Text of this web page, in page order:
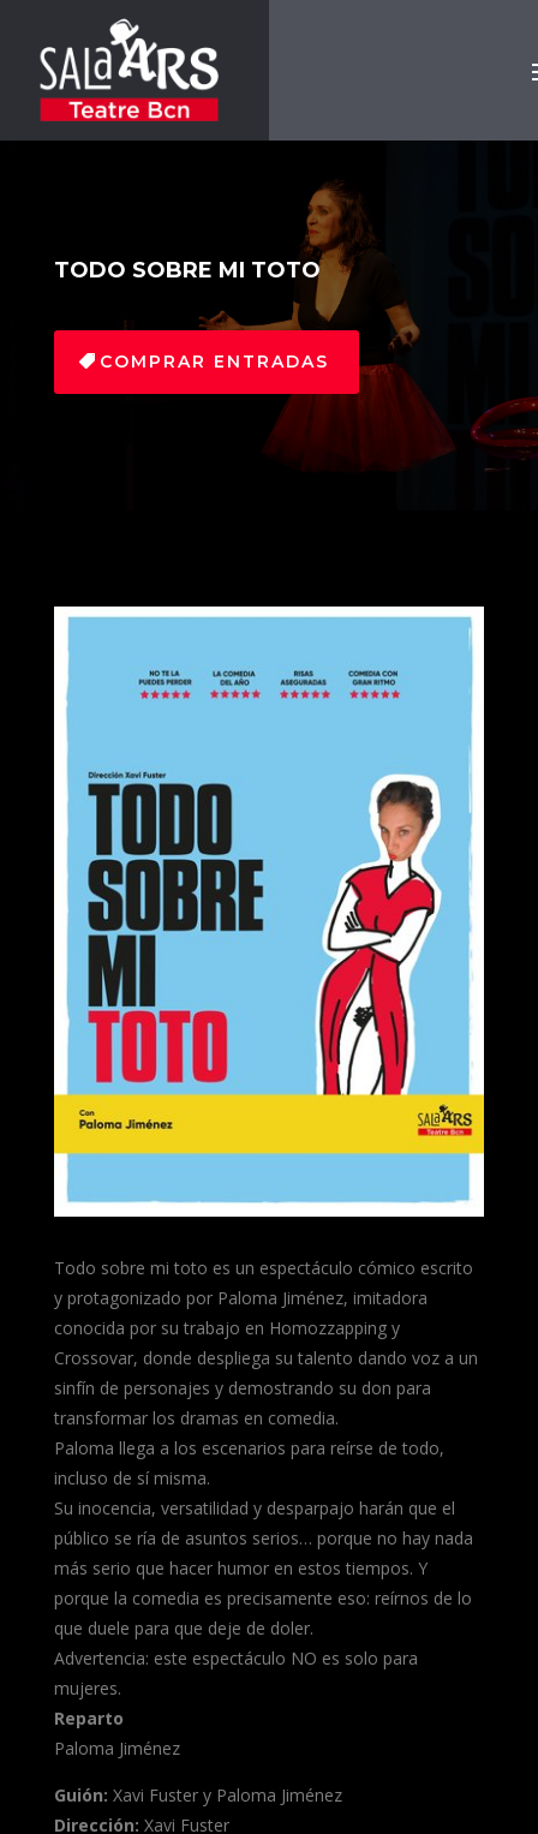
TODO SOBRE MI TOTO
COMPRAR ENTRADAS
Todo sobre mi toto es un espectáculo cómico escrito
y protagonizado por Paloma Jiménez, imitadora
conocida por su trabajo en Homozzapping y
Crossovar, donde despliega su talento dando voz a un
sinfín de personajes y demostrando su don para
transformar los dramas en comedia.
Paloma llega a los escenarios para reírse de todo,
incluso de sí misma.
Su inocencia, versatilidad y desparpajo harán que el
público se ría de asuntos serios… porque no hay nada
más serio que hacer humor en estos tiempos. Y
porque la comedia es precisamente eso: reírnos de lo
que duele para que deje de doler.
Advertencia: este espectáculo NO es solo para
mujeres.
Reparto
Paloma Jiménez
Guión: Xavi Fuster y Paloma Jiménez
Dirección: Xavi Fuster